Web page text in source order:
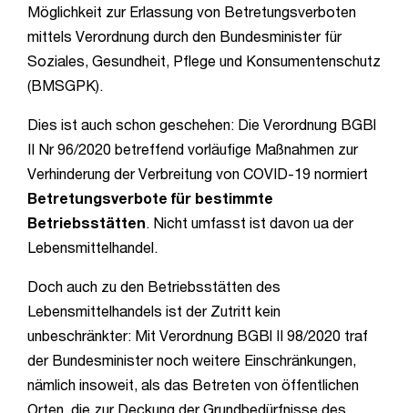
Möglichkeit zur Erlassung von Betretungsverboten
mittels Verordnung durch den Bundesminister für
Soziales, Gesundheit, Pflege und Konsumentenschutz
(BMSGPK).
Dies ist auch schon geschehen: Die Verordnung BGBl
II Nr 96/2020 betreffend vorläufige Maßnahmen zur
Verhinderung der Verbreitung von COVID-19 normiert
Betretungsverbote für bestimmte
Betriebsstätten . Nicht umfasst ist davon ua der
Lebensmittelhandel.
Doch auch zu den Betriebsstätten des
Lebensmittelhandels ist der Zutritt kein
unbeschränkter: Mit Verordnung BGBl II 98/2020 traf
der Bundesminister noch weitere Einschränkungen,
nämlich insoweit, als das Betreten von öffentlichen
Orten, die zur Deckung der Grundbedürfnisse des